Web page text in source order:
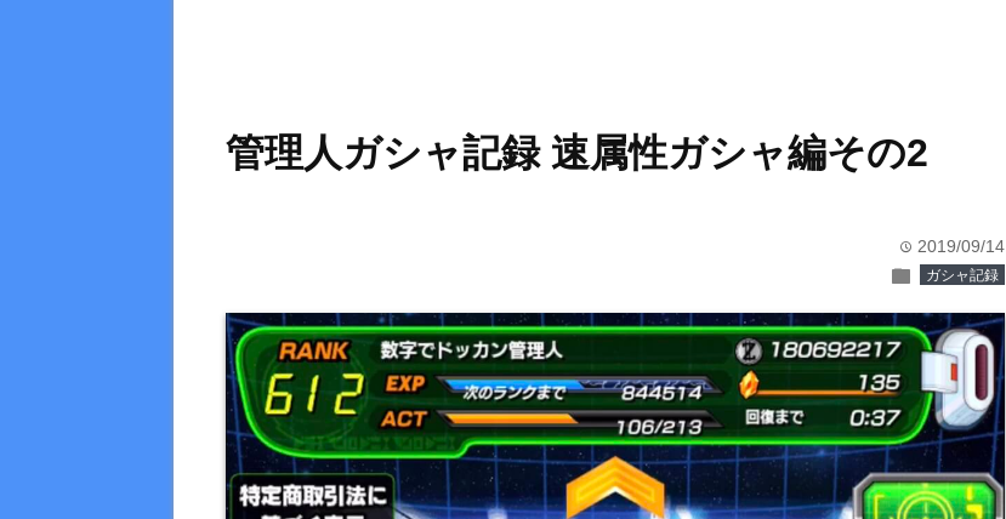
管理人ガシャ記録 速属性ガシャ編その2
time 2019/09/14
folder ガシャ記録